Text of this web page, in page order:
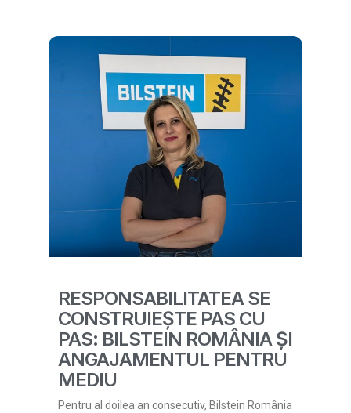
RESPONSABILITATEA SE
CONSTRUIEȘTE PAS CU
PAS: BILSTEIN ROMÂNIA ȘI
ANGAJAMENTUL PENTRU
MEDIU
Pentru al doilea an consecutiv, Bilstein România